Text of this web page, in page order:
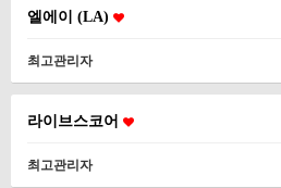
엘에이 (LA)
최고관리자
라이브스코어
최고관리자